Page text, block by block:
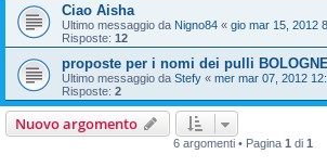
Ciao Aisha
Ultimo messaggio da Nigno84 « gio mar 15, 2012
Risposte: 12
proposte per i nomi dei pulli
Ultimo messaggio da Stefy « mer mar 07, 2012
Risposte: 2
Nuovo argomento
6 argomenti • Pagina 1 di 1